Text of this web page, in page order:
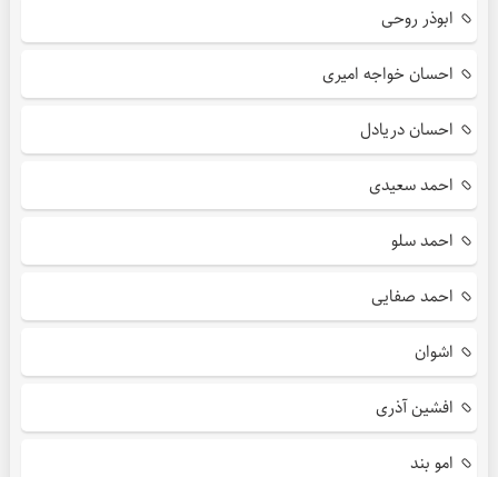
ابوذر روحی
احسان خواجه امیری
احسان دریادل
احمد سعیدی
احمد سلو
احمد صفایی
اشوان
افشین آذری
امو بند